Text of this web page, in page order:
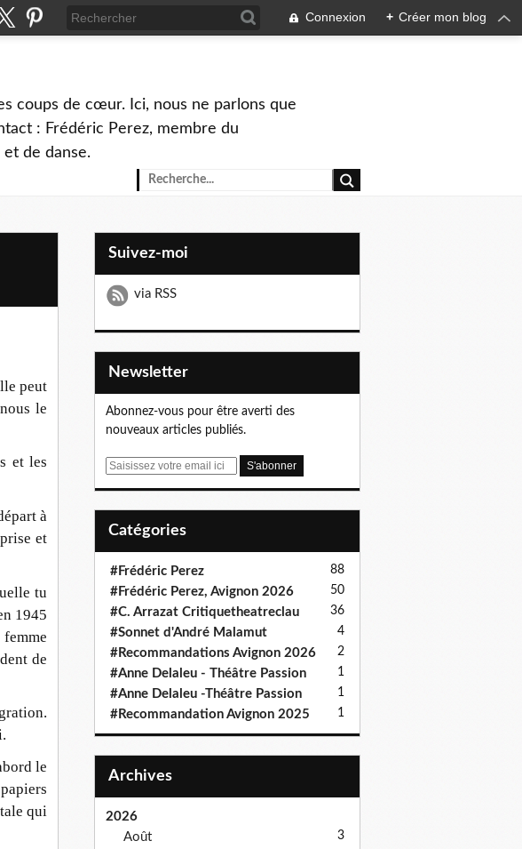
Connexion + Créer mon blog
coups de cœur. Ici, nous ne parlons que
: Frédéric Perez, membre du
de danse.
peut
le
et les
à
et
tu
1945
de
le
qui
Suivez-moi
via RSS
Newsletter
Abonnez-vous pour être averti des
nouveaux articles publiés.
E
Catégories
#Frédéric Perez 88
#Frédéric Perez, Avignon 2026 50
#C. Arrazat Critiquetheatreclau 36
#Sonnet d'André Malamut 4
#Recommandations Avignon 2026 2
#Anne Delaleu - Théâtre Passion 1
#Anne Delaleu -Théâtre Passion 1
#Recommandation Avignon 2025 1
Archives
2026
Août
3